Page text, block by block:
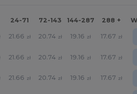
24-71 72-143 144-287 288 +
21.66 zł 20.74 zł 19.16 zł 17.67 zł
21.66 zł 20.74 zł 19.16 zł 17.67 zł
21.66 zł 20.74 zł 19.16 zł 17.67 zł